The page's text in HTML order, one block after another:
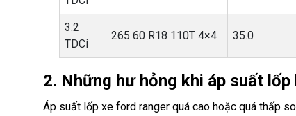
3.2
TDCi
265 60 R18 110T 4×4 35.0
2. Những hư hỏng khi áp suất
Áp suất lốp xe ford ranger quá cao hoặc quá thấp